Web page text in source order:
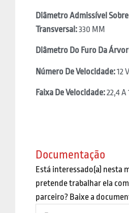
Diâmetro Admissível
Transversal:330 MM
Diâmetro Do Furo Da
Número De Velocidade:12
Faixa De Velocidade:22,4 A
Documentação
Está interessado(a) nesta
pretende trabalhar ela
parceiro? Baixe a